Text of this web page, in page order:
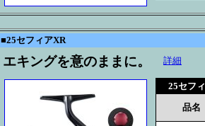
■25セフィアXR
エキングを意のままに。 詳細
25セフ
品名